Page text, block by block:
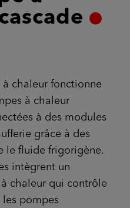
à chaleur fonctionne
à chaleur
à des modules
grâce à des
le fluide frigorigène.
intègrent un
chaleur qui contrôle
pompes